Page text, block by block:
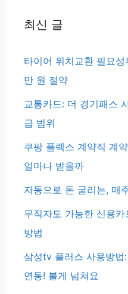
최신 글
타이어 위치교환 필요
만 원 절약
교통카드: 더 경기패스
급 범위
쿠팡 플렉스 계약직 계
얼마나 받을까
자동으로 돈 굴리는, 매
무직자도 가능한 신용
방법
삼성tv 플러스 사용방법
연동! 볼게 넘쳐요